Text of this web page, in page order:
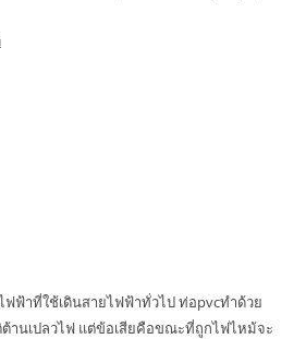
ฟฟ้าที่ใช้เดินสายไฟฟ้าทั่วไป ท่อpvcทำด้วย
นเปลวไฟ แต่ข้อเสียคือขณะที่ถูกไฟไหม้จะ